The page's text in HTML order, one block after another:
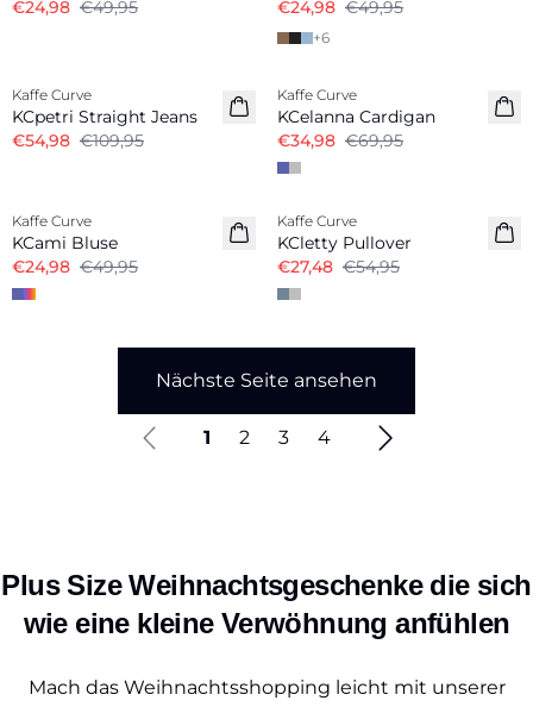
€24,98 €49,95
€24,98 €49,95
+6
Kaffe Curve
KCpetri Straight Jeans
€54,98 €109,95
Kaffe Curve
KCelanna Cardigan
€34,98 €69,95
Kaffe Curve
KCami Bluse
€24,98 €49,95
-50%
Kaffe Curve
KCletty Pullover
€27,48 €54,95
Nächste Seite ansehen
1 2 3 4
Plus Size Weihnachtsgeschenke die sich
wie eine kleine Verwöhnung anfühlen
Mach das Weihnachtsshopping leicht mit unserer